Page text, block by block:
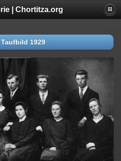
| Chortitza.org
Taufbild 1929